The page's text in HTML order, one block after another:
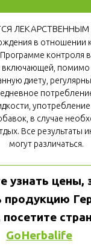
в отношении
контроля
включающей, помимо
диету,
в случае
Все результаты
могут различаться.
узнать цены,
продукцию
GoHerbalife